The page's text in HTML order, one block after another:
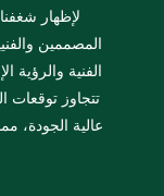
لإظهار
المصممين
الفنية والرؤية
تتجاوز توقعات
عالية الجودة،